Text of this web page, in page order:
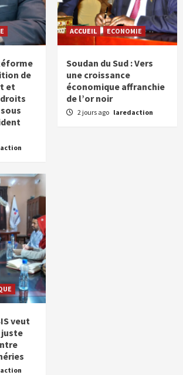
de
et
ACCUEIL ECONOMIE
Soudan du Sud : Vers
une croissance
économique affranchie
de l’or noir
2 jours ago laredaction
veut